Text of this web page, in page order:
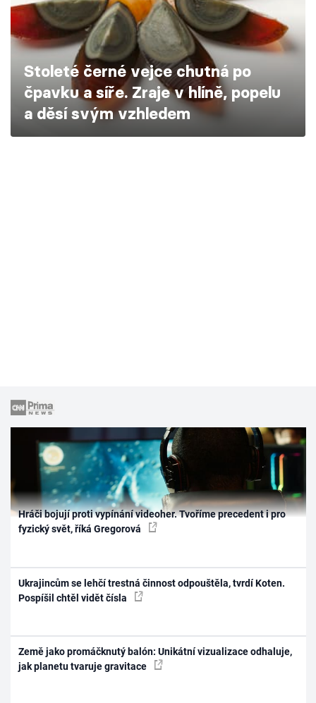
Škola vaření
Recepty z TV
Speciál: Cuketa
Těhotnej kuchař
Stoleté černé vejce chutná po
čpavku a síře. Zraje v hlíně, popelu
a děsí svým vzhledem
Hráči bojují proti vypínání videoher. Tvoříme precedent i pro
fyzický svět, říká Gregorová
Ukrajincům se lehčí trestná činnost odpouštěla, tvrdí Koten.
Pospíšil chtěl vidět čísla
Země jako promáčknutý balón: Unikátní vizualizace odhaluje,
jak planetu tvaruje gravitace